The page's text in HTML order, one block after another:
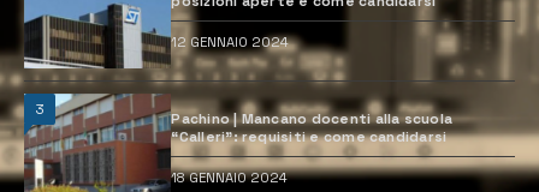
12 GENNAIO 2024
3
Pachino | Mancano docenti alla scuola
“Calleri”: requisiti e come candidarsi
18 GENNAIO 2024